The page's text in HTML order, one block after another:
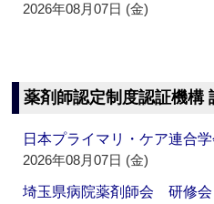
2026年08月07日 (金)
薬剤師認定制度認証機構
日本プライマリ・ケア連
2026年08月07日 (金)
埼玉県病院薬剤師会 研修